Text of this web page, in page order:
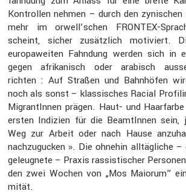
Kontrollen nehmen – durch den zynischen
mehr im orwell’schen FRONTEX-
scheint, sicher zusätz­lich motiviert.
europa­weiten Fahndung werden sich in
gegen afrika­nisch oder arabisch
richten : Auf Straßen und Bahnhöfen
noch als sonst – klassi­sches Racial
Migran­tInnen prägen. Haut- und
ersten Indizien für die BeamtInnen sein,
Weg zur Arbeit oder nach Hause
nachzu­gu­cken ». Die ohnehin alltäg­liche
geleug­nete – Praxis rassis­ti­scher
den zwei Wochen von „Mos Maiorum”
mität.